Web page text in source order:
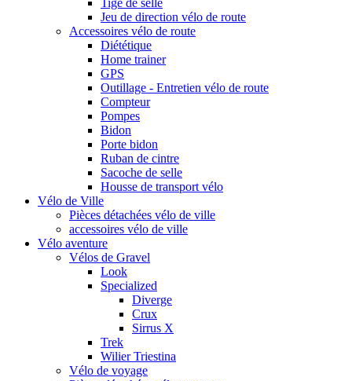
Tige de selle
Jeu de direction vélo de route
Accessoires vélo de route
Diététique
Home trainer
GPS
Outillage - Entretien vélo de route
Compteur
Pompes
Bidon
Porte bidon
Ruban de cintre
Sacoche de selle
Housse de transport vélo
Vélo de Ville
Pièces détachées vélo de ville
accessoires vélo de ville
Vélo aventure
Vélos de Gravel
Look
Specialized
Diverge
Crux
Sirrus X
Trek
Wilier Triestina
Vélo de voyage